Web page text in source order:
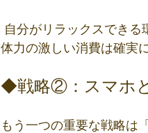
自分がリラックスできる
体力の激しい消費は確実
◆戦略②：スマホと
もう一つの重要な戦略は